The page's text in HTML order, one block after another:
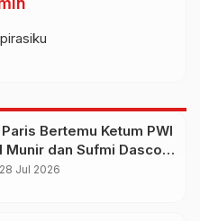
Bertemu Ketum PWI
Munir dan Sufmi Dasco,
Persatuan Indonesia
Jul 2026